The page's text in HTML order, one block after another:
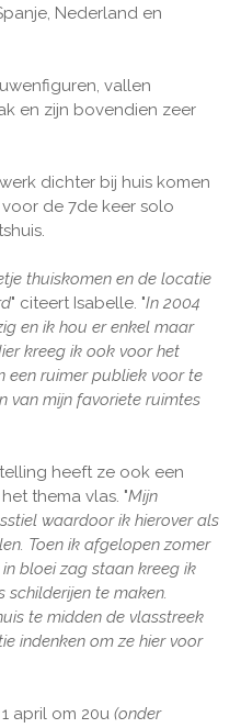
Nederland en
vallen
en zijn bovendien zeer
dichter bij huis komen
de 7de keer solo
thuiskomen en de locatie
" citeert Isabelle. "In 2004
en ik hou er enkel maar
kreeg ik ook voor het
een ruimer publiek voor te
van mijn favoriete ruimtes
heeft ze ook een
thema vlas. "Mijn
waardoor ik hierover als
Toen ik afgelopen zomer
bloei zag staan kreeg ik
schilderijen te maken.
te midden de vlasstreek
indenken om ze hier voor
april om 20u (onder